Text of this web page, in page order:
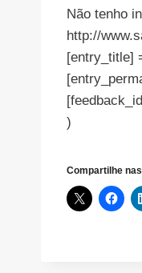
Não tenho
http://
[entry_title]
)
Compartilhe